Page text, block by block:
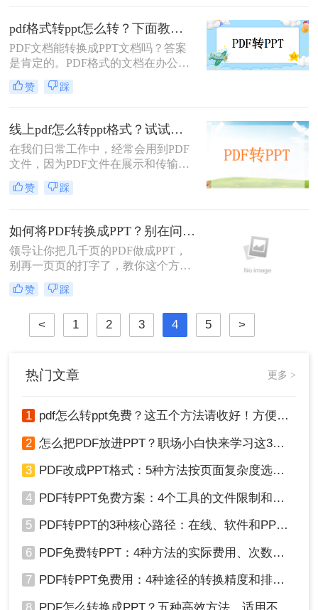
最常见的是pdf转ppt。你知道pdf改为
ppt免费吗？如果不知道，那么下面就
来给大家讲一讲。
pdf格式转ppt怎么转？下面教你几个方法！
PDF文档能转换成PPT文档吗？答案
是肯定的。PDF格式的文档在办公室
非常流行。一些其他格式的文档通常
被转换成PDF格式，包括PPT，但当
们？如果你不知道如何pdf格式转ppt
怎么转，今天我们将为您带来一个专
业的转换器~成功完成pdf格式转ppt格
式文件只需几个步骤，简单高效。
赞 踩
线上pdf怎么转ppt格式？试试这个不用下载转换器吧！
在我们日常工作中，经常会用到PDF
文件，因为PDF文件在展示和传输方
面有许多优点，如文件大小较小、内
容格式不易变化等等。然而，当我们
能更为适合，因为PPT文件在视觉效
果上更出色，更能够凸显内容的重点
和亮点。因此，我们需要将PDF文件
转换为PPT格式。今天，小编就为大
家介绍线上pdf怎么转ppt格式，让大
家轻松解决问题。。
赞 踩
如何将PDF转换成PPT？别在问我了，看视频！
领导让你把几千页的PDF做成PPT，
别再一页页的打字了，教你这个方
法，轻松搞定，关键还免费在搜索引
擎上找到这款小工具，选择PDF转
PPT功能，上传文件，选择输出格式
开始转换，最重要的是排版还原度很
高，即转即用，每天还有免费转换次
天N个办公小技巧。
赞 踩
< 1 2 3 4 5 >
热门文章 更多 >
1 pdf怎么转ppt免费？这五个方法请收好！方便又好用！
2 怎么把PDF放进PPT？职场小白快来学习这3种方法！
3 PDF改成PPT格式：5种方法按页面复杂度选择！
4 PDF转PPT免费方案：4个工具的文件限制和输出质量对比！
5 PDF转PPT的3种核心路径：在线、软件和PPT自带的适用范围！
6 PDF免费转PPT：4种方法的实际费用、次数限制和效果！
7 PDF转PPT免费用：4种途径的转换精度和排版保留能力对比！